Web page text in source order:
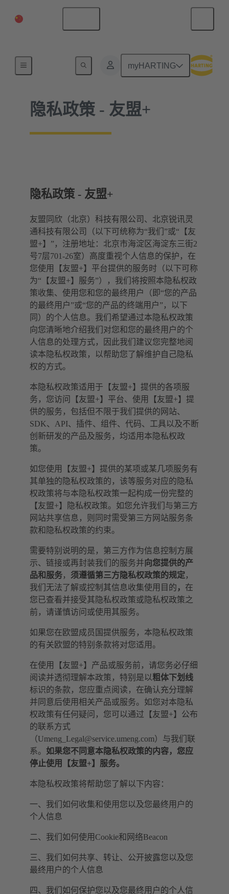
myHARTING
隐私政策 - 友盟+
隐私政策 - 友盟+
友盟同欣（北京）科技有限公司、北京锐讯灵
通科技有限公司（以下可统称为“我们”或“【友
盟+】”，注册地址：北京市海淀区海淀东三街2
号7层701-26室）高度重视个人信息的保护，在
您使用【友盟+】平台提供的服务时（以下可称
为“【友盟+】服务”），我们将按照本隐私权政
策收集、使用您和您的最终用户（即“您的产品
的最终用户”或“您的产品的终端用户”，以下
同）的个人信息。我们希望通过本隐私权政策
向您清晰地介绍我们对您和您的最终用户的个
人信息的处理方式，因此我们建议您完整地阅
读本隐私权政策，以帮助您了解维护自己隐私
权的方式。
本隐私权政策适用于【友盟+】提供的各项服
务，您访问【友盟+】平台、使用【友盟+】提
供的服务，包括但不限于我们提供的网站、
SDK、API、插件、组件、代码、工具以及不断
创新研发的产品及服务，均适用本隐私权政
策。
如您使用【友盟+】提供的某项或某几项服务有
其单独的隐私权政策的，该等服务对应的隐私
权政策将与本隐私权政策一起构成一份完整的
【友盟+】隐私权政策。如您允许我们与第三方
网站共享信息，则同时需受第三方网站服务条
款和隐私权政策的约束。
需要特别说明的是，第三方作为信息控制方展
示、链接或再封装我们的服务并向您提供的产
品和服务， 须遵循第三方隐私权政策的规定，
我们无法了解或控制其信息收集使用目的 ， 在
您已查看并接受其隐私权政策或隐私权政策之
前，请谨慎访问或使用其服务。
如果您在欧盟成员国提供服务，本隐私权政策
的有关欧盟的特别条款将对您适用。
在使用【友盟+】产品或服务前，请您务必仔细
阅读并透彻理解本政策，特别是以粗体下划线
标识的条款，您应重点阅读，在确认充分理解
并同意后使用相关产品或服务。如您对本隐私
权政策有任何疑问，您可以通过【友盟+】公布
的联系方式
（Umeng_Legal@service.umeng.com）与我们联
系。 如果您不同意本隐私权政策的内容，您应
停止使用【友盟+】服务。
本隐私权政策将帮助您了解以下内容：
一、我们如何收集和使用您以及您最终用户的
个人信息
二、我们如何使用Cookie和网络Beacon
三、我们如何共享、转让、公开披露您以及您
最终用户的个人信息
四、我们如何保护您以及您最终用户的个人信